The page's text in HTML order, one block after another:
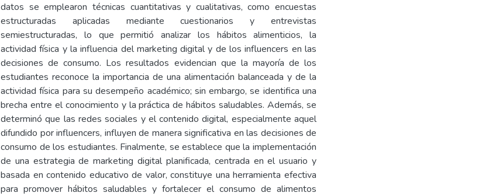
datos se emplearon técnicas cuantitativas y cualitativas, como encuestas
estructuradas aplicadas mediante cuestionarios y entrevistas
semiestructuradas, lo que permitió analizar los hábitos alimenticios, la
actividad física y la influencia del marketing digital y de los influencers en las
decisiones de consumo. Los resultados evidencian que la mayoría de los
estudiantes reconoce la importancia de una alimentación balanceada y de la
actividad física para su desempeño académico; sin embargo, se identifica una
brecha entre el conocimiento y la práctica de hábitos saludables. Además, se
determinó que las redes sociales y el contenido digital, especialmente aquel
difundido por influencers, influyen de manera significativa en las decisiones de
consumo de los estudiantes. Finalmente, se establece que la implementación
de una estrategia de marketing digital planificada, centrada en el usuario y
basada en contenido educativo de valor, constituye una herramienta efectiva
para promover hábitos saludables y fortalecer el consumo de alimentos